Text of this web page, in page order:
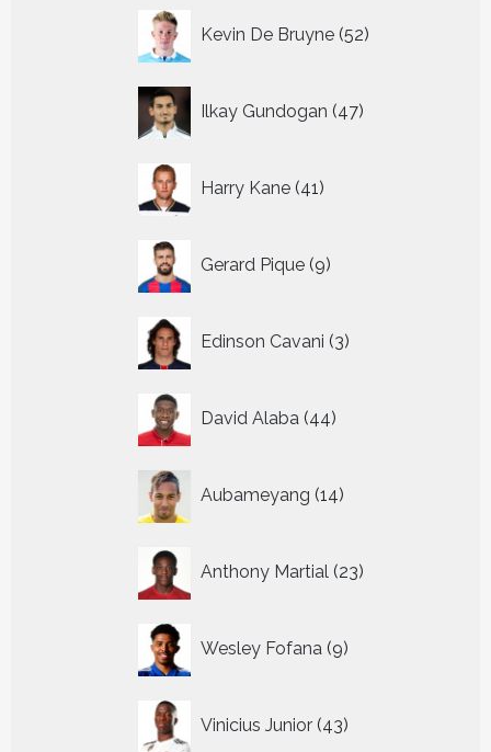
Kevin De Bruyne 52
producten
Ilkay Gundogan 47
producten
Harry Kane 41
producten
Gerard Pique 9
producten
Edinson Cavani 3
producten
David Alaba 44
producten
Aubameyang 14
producten
Anthony Martial 23
producten
Wesley Fofana 9
producten
Vinicius Junior 43
producten